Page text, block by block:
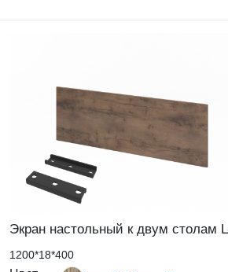
Экран настольный к двум столам
1200*18*400